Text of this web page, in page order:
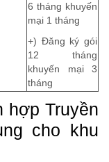
6 tháng khuyến
mại 1 tháng
+) Đăng ký gói
12 tháng
khuyến mại 3
tháng
hợp Truyền
cho khu